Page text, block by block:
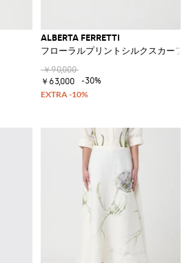
ALBERTA FERRETTI
フローラルプリントシルクスカーフ
￥90,000
￥63,000
-30%